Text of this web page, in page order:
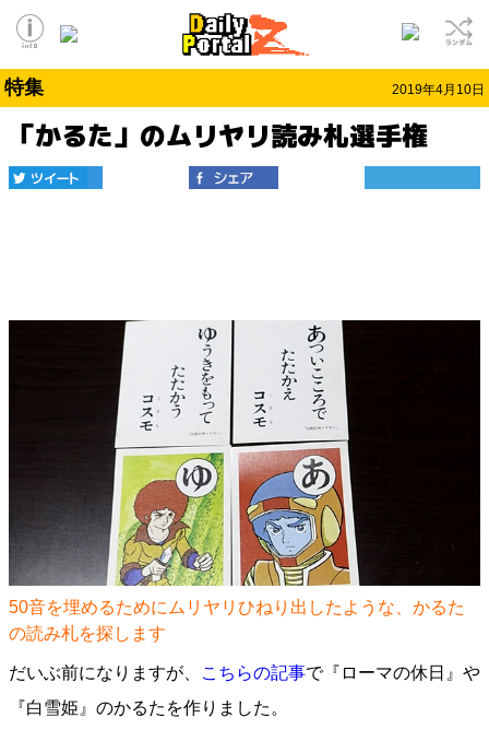
特集 2019年4月10日
「かるた」のムリヤリ読み札選手権
50音を埋めるためにムリヤリひねり出したような、かるた
の読み札を探します
だいぶ前になりますが、 こちらの記事で『ローマの休日』や
『白雪姫』のかるたを作りました。